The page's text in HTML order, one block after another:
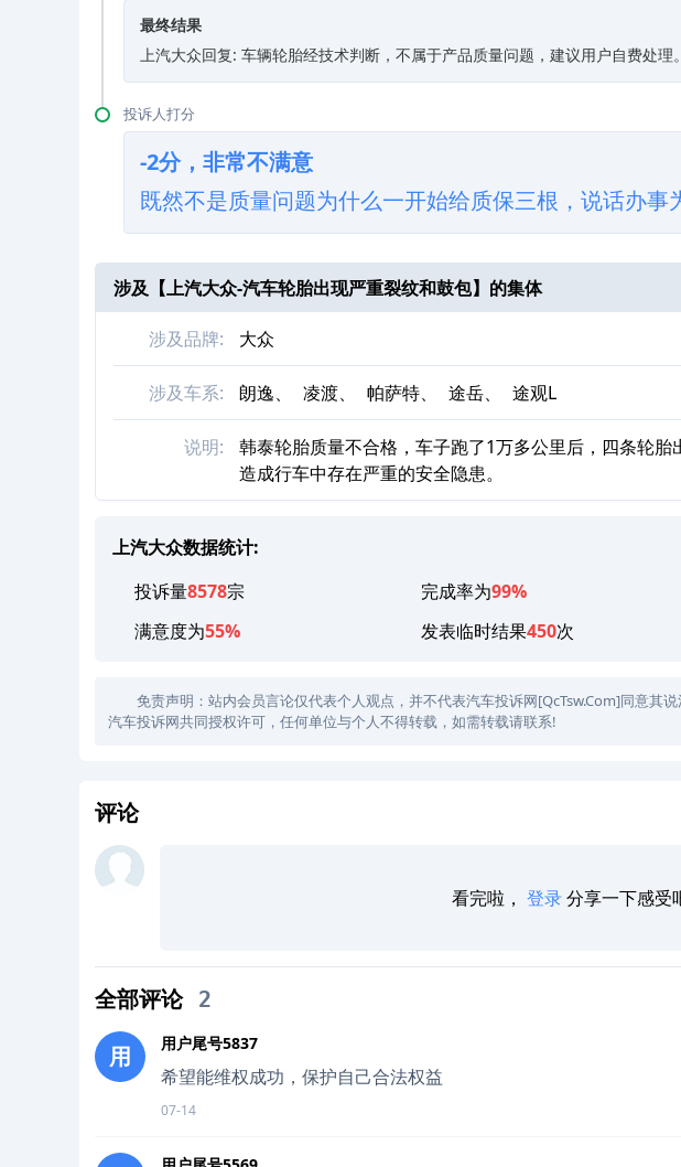
最终结果
上汽大众回复: 车辆轮胎经技术判断，不属于产品质量问题，建议用户自费处理。
投诉人打分
-2分，非常不满意
既然不是质量问题为什么一开始给质保三根，说话办事
涉及【上汽大众-汽车轮胎出现严重裂纹和鼓包】的集体
涉及品牌: 大众
涉及车系: 朗逸、 凌渡、 帕萨特、 途岳、 途观L
说明:
韩泰轮胎质量不合格，车子跑了1万多公里后，四条轮胎
造成行车中存在严重的安全隐患。
上汽大众数据统计:
投诉量8578宗 完成率为99%
满意度为55% 发表临时结果450次
免责声明：站内会员言论仅代表个人观点，并不代表汽车投诉网[QcTsw.Com]同意其
汽车投诉网共同授权许可，任何单位与个人不得转载，如需转载请联系!
评论
看完啦， 登录分享一下感受
全部评论 2
用 用户尾号5837
希望能维权成功，保护自己合法权益
07-14